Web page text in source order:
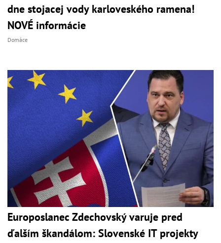
dne stojacej vody karloveského ramena!
NOVÉ informácie
Domáce
Europoslanec Zdechovský varuje pred
ďalším škandálom: Slovenské IT projekty